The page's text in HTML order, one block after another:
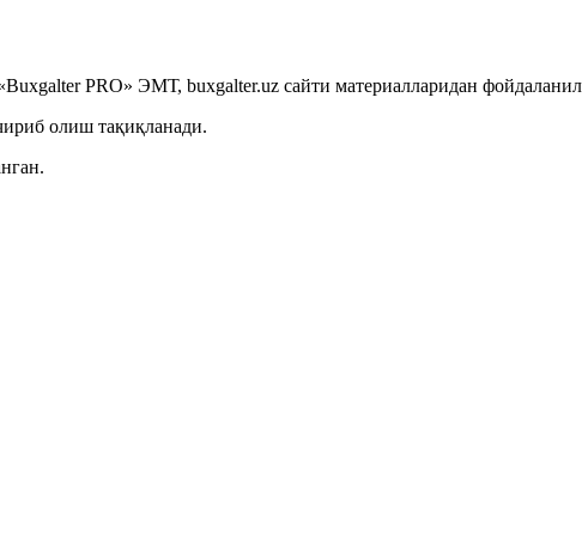
PRO» ЭМТ, buxgalter.uz сайти материалларидан
олиш тақиқланади.